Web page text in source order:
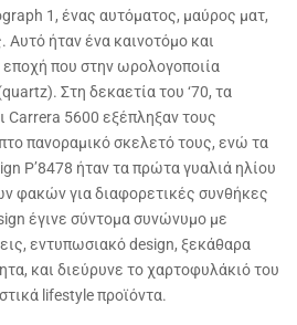
1, ένας αυτόματος, μαύρος ματ,
ήταν ένα καινοτόμο και
που στην ωρολογοποιία
Στη δεκαετία του ‘70, τα
Carrera 5600 εξέπληξαν τους
πανοραμικό σκελετό τους, ενώ τα
P’8478 ήταν τα πρώτα γυαλιά ηλίου
φακών για διαφορετικές συνθήκες
έγινε σύντομα συνώνυμο με
εντυπωσιακό design, ξεκάθαρα
και διεύρυνε το χαρτοφυλάκιό του
lifestyle προϊόντα.